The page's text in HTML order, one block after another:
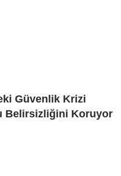
Güvenlik Krizi
Belirsizliğini Koruyor